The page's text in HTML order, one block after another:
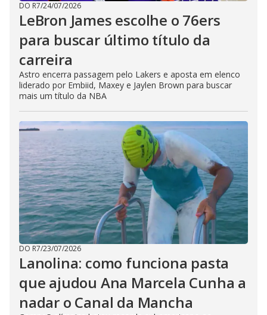
DO R7/24/07/2026
LeBron James escolhe o 76ers
para buscar último título da
carreira
Astro encerra passagem pelo Lakers e aposta em elenco
liderado por Embiid, Maxey e Jaylen Brown para buscar
mais um título da NBA
DO R7/23/07/2026
Lanolina: como funciona pasta
que ajudou Ana Marcela Cunha a
nadar o Canal da Mancha